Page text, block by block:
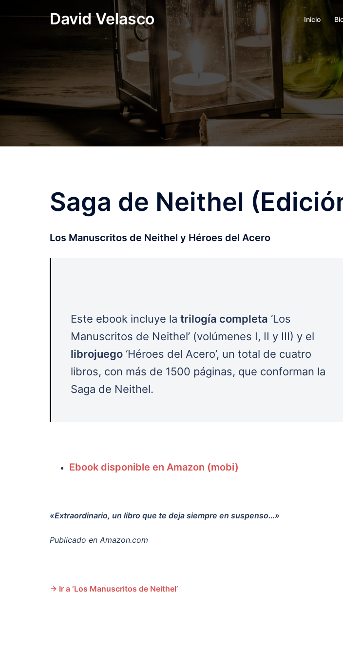
David Velasco Inicio
Saga de Neithel
Los Manuscritos de Neithel y Héroes del Acero
Este ebook incluye la trilogía completa ‘Los
Manuscritos de Neithel’ (volúmenes I, II y III) y el
librojuego ‘Héroes del Acero’, un total de cuatro
libros, con más de 1500 páginas, que conforman la
Saga de Neithel.
Ebook disponible en Amazon (mobi)
«Extraordinario, un libro que te deja siempre en suspenso…»
Publicado en Amazon.com
→ Ir a ‘Los Manuscritos de Neithel’